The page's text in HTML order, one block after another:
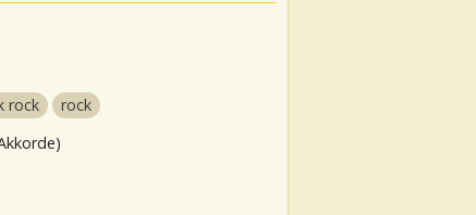
rock
rock